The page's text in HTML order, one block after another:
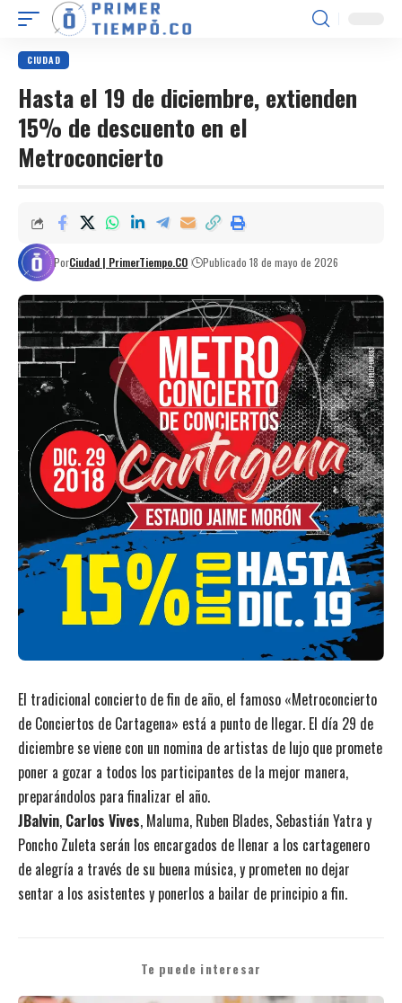
CIUDAD
Hasta el 19 de diciembre, extienden
15% de descuento en el
Metroconcierto
PorCiudad | PrimerTiempo.CO Publicado 18 de mayo de 2026
El tradicional concierto de fin de año, el famoso «Metroconcierto
de Conciertos de Cartagena» está a punto de llegar. El día 29 de
diciembre se viene con un nomina de artistas de lujo que promete
poner a gozar a todos los participantes de la mejor manera,
preparándolos para finalizar el año.
JBalvin, Carlos Vives, Maluma, Ruben Blades, Sebastián Yatra y
Poncho Zuleta serán los encargados de llenar a los cartagenero
de alegría a través de su buena música, y prometen no dejar
sentar a los asistentes y ponerlos a bailar de principio a fin.
Te puede interesar